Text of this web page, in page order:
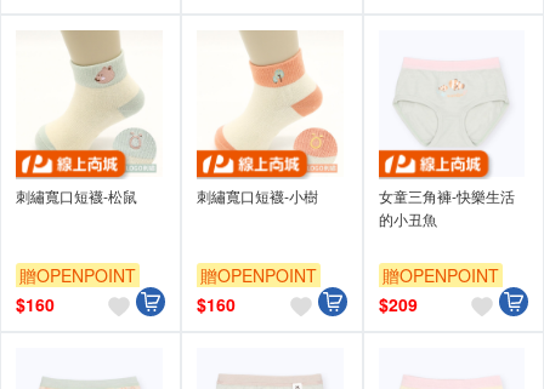
刺繡寬口短襪-松鼠
贈OPENPOINT
$160
刺繡寬口短襪-小樹
贈OPENPOINT
$160
女童三角褲-快樂生活
的小丑魚
贈OPENPOINT
$209